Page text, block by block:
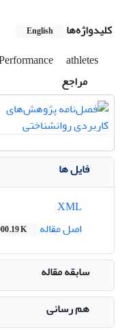
کلیدواژه‌ها
English
athletes
مراجع
فایل ها
اصل مقاله
K
سابقه مقاله
هم رسانی